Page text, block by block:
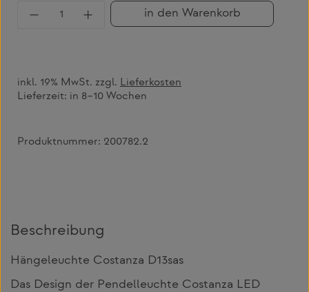
Produkt Anzahl: Gib den gewünschten
in den Warenkorb
inkl. 19% MwSt. zzgl. Lieferkosten
Lieferzeit: in 8–10 Wochen
Produktnummer: 200782.2
Beschreibung
Hängeleuchte Costanza D13sas
Das Design der Pendelleuchte Costanza LED